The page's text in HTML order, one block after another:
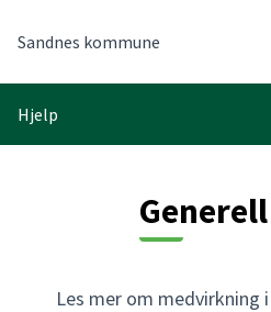
Sandnes kommune
Hjelp
Les mer om medvirkning